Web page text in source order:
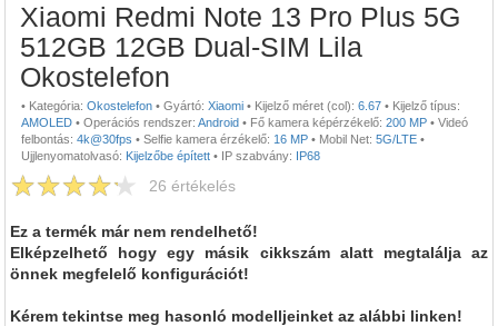
Xiaomi Redmi Note 13 Pro Plus 5G
512GB 12GB Dual-SIM Lila
Okostelefon
• Kategória: Okostelefon • Gyártó: Xiaomi • Kijelző méret (col): 6.67 • Kijelző típus:
AMOLED • Operációs rendszer: Android • Fő kamera képérzékelő: 200 MP • Videó
felbontás: 4k@30fps • Selfie kamera érzékelő: 16 MP • Mobil Net: 5G/LTE •
Ujjlenyomatolvasó: Kijelzőbe épített • IP szabvány: IP68
26 értékelés
Ez a termék már nem rendelhető!
Elképzelhető hogy egy másik cikkszám alatt megtalálja az
önnek megfelelő konfigurációt!
Kérem tekintse meg hasonló modelljeinket az alábbi linken!